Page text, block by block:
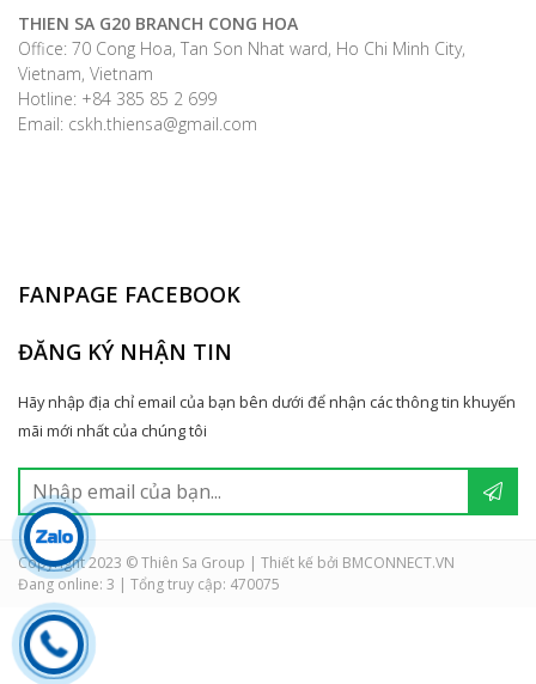
THIEN SA G20 BRANCH CONG HOA
Office: 70 Cong Hoa, Tan Son Nhat ward, Ho Chi Minh City,
Vietnam, Vietnam
Hotline: +84 385 85 2 699
Email: cskh.thiensa@gmail.com
FANPAGE FACEBOOK
ĐĂNG KÝ NHẬN TIN
Hãy nhập địa chỉ email của bạn bên dưới để nhận các thông tin khuyến
mãi mới nhất của chúng tôi
Copyright 2023 © Thiên Sa Group | Thiết kế bởi BMCONNECT.VN
Đang online: 3 | Tổng truy cập: 470075